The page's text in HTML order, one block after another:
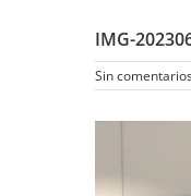
IMG-
Sin